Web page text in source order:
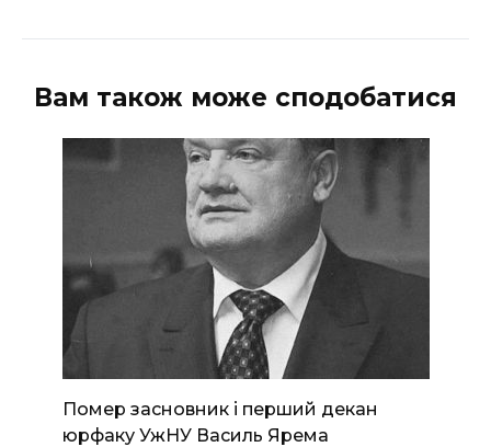
Вам також може сподобатися
Помер засновник і перший декан
юрфаку УжНУ Василь Ярема